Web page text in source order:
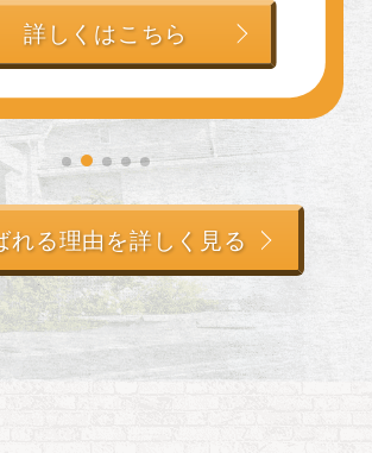
詳しくはこちら
れる理由を詳しく見る